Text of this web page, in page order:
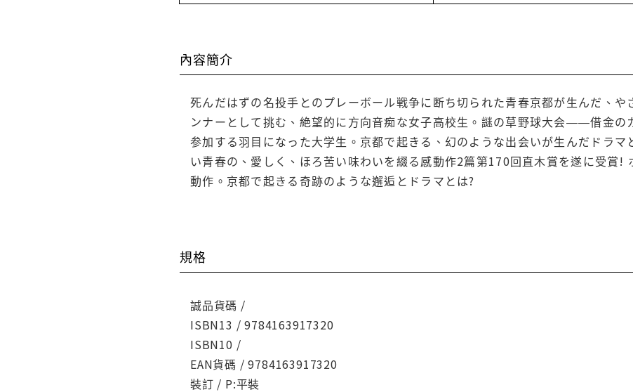
內容簡介
死んだはずの名投手とのプレーボール戦争に断ち切られた青春京都が生んだ、
ンナーとして挑む、絶望的に方向音痴な女子高校生。謎の草野球大会――借金の
参加する羽目になった大学生。京都で起きる、幻のような出会いが生んだドラ
い青春の、愛しく、ほろ苦い味わいを綴る感動作2篇第170回直木賞を遂に受賞
動作。京都で起きる奇跡のような邂逅とドラマとは?
規格
誠品貨碼 /
ISBN13 / 9784163917320
ISBN10 /
EAN貨碼 / 9784163917320
裝訂 / P:平裝